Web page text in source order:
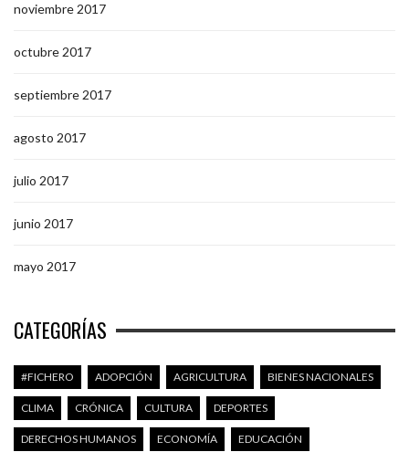
noviembre 2017
octubre 2017
septiembre 2017
agosto 2017
julio 2017
junio 2017
mayo 2017
CATEGORÍAS
#FICHERO ADOPCIÓN AGRICULTURA BIENES NACIONALES
CLIMA CRÓNICA CULTURA DEPORTES
DERECHOS HUMANOS ECONOMÍA EDUCACIÓN